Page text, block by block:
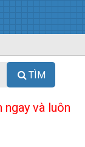
TÌM
và luôn